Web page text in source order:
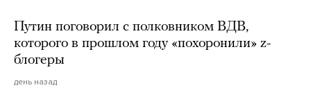
Путин поговорил с полковником ВДВ,
которого в прошлом году «похоронили» z-
блогеры
день назад